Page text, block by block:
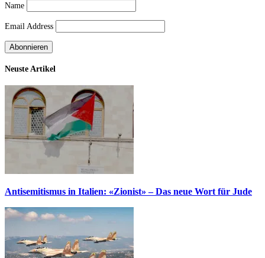
Name
Email Address
Neuste Artikel
Antisemitismus in Italien: «Zionist» – Das neue Wort für Jude